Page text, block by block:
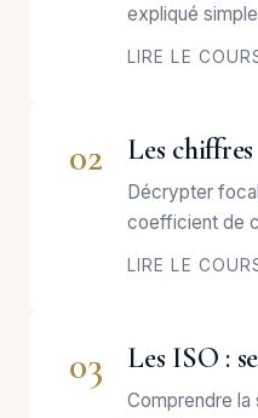
expliqué
LIRE LE
02 Les
Décrypter
coefficient de
LIRE LE
03 Les ISO :
Comprendre la